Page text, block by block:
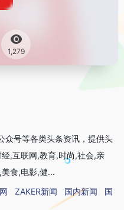
1,279
众号等各类头条资讯，提供头
,互联网,教育,时尚,社会,亲
食,电影,健...
ZAKER新闻 国内新闻
国